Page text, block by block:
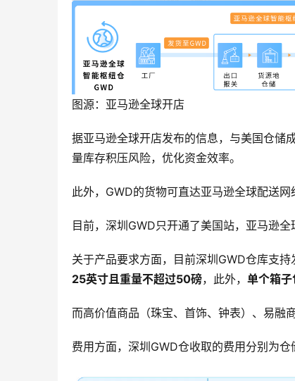
图源：亚马逊全球开店
据亚马逊全球开店发布的信息，与美国仓储
量库存积压风险，优化资金效率。
此外，GWD的货物可直达亚马逊全球配送网
目前，深圳GWD只开通了美国站，亚马逊全
关于产品要求方面，目前深圳GWD仓库支持
25英寸且重量不超过50磅，此外， 单个箱
而高价值商品（珠宝、首饰、钟表）、易融
费用方面，深圳GWD仓收取的费用分别为